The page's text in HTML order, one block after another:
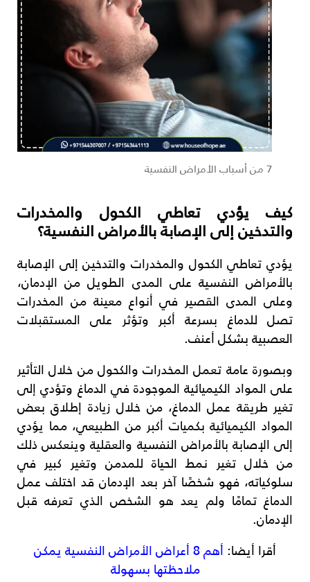
7 من أسباب الأمراض النفسية
كيف يؤدي تعاطي الكحول والمخدرات
والتدخين إلى الإصابة بالأمراض النفسية؟
يؤدي تعاطي الكحول والمخدرات والتدخين إلى الإصابة
بالأمراض النفسية على المدى الطويل من الإدمان،
وعلى المدى القصير في أنواع معينة من المخدرات
تصل للدماغ بسرعة أكبر وتؤثر على المستقبلات
العصبية بشكل أعنف.
وبصورة عامة تعمل المخدرات والكحول من خلال التأثير
على المواد الكيميائية الموجودة في الدماغ وتؤدي إلى
تغير طريقة عمل الدماغ، من خلال زيادة إطلاق بعض
المواد الكيميائية بكميات أكبر من الطبيعي، مما يؤدي
إلى الإصابة بالأمراض النفسية والعقلية وينعكس ذلك
من خلال تغير نمط الحياة للمدمن وتغير كبير في
سلوكياته، فهو شخصًا آخر بعد الإدمان قد اختلف عمل
الدماغ تمامًا ولم يعد هو الشخص الذي تعرفه قبل
الإدمان.
أقرا أيضا:
أهم 8 أعراض الأمراض النفسية يمكن
ملاحظتها بسهولة